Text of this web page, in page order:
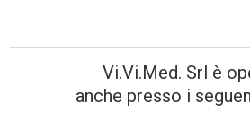
Vi.Vi.Med. Srl è
anche presso i